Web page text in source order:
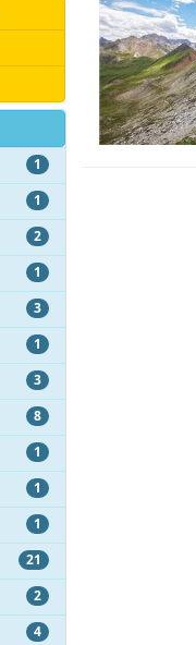
1
1
2
1
3
1
3
8
1
1
1
21
2
4